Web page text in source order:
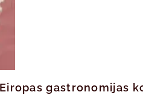
gastronomijas